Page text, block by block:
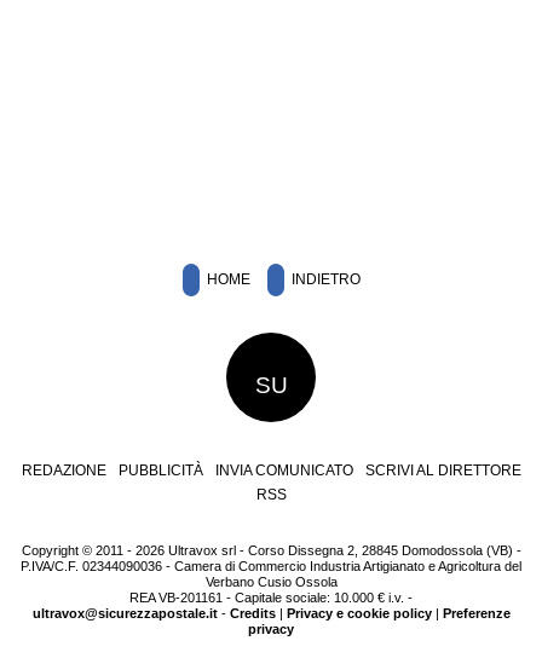
HOME INDIETRO
SU
REDAZIONE PUBBLICITÀ INVIA COMUNICATO
SCRIVI AL DIRETTORE
RSS
Copyright © 2011 - 2026 Ultravox srl - Corso Dissegna 2, 28845 Domodossola (VB) -
P.IVA/C.F. 02344090036 - Camera di Commercio Industria Artigianato e Agricoltura del
Verbano Cusio Ossola
REA VB-201161 - Capitale sociale: 10.000 € i.v. -
ultravox@sicurezzapostale.it- Credits| Privacy e cookie policy| Preferenze
privacy